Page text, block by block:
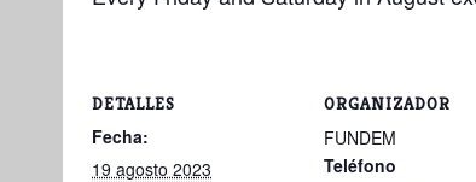
DETALLES
Fecha:
19 agosto 2023
ORGANIZADOR
FUNDEM
Teléfono